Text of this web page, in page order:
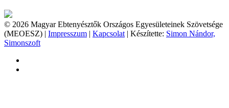
© 2026 Magyar Ebtenyésztők Országos Egyesületeinek Szövetsége
(MEOESZ) | Impresszum | Kapcsolat | Készítette: Simon Nándor,
Simonszoft